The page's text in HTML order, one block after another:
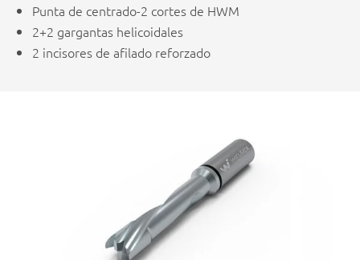
Punta de centrado-2 cortes de HWM
2+2 gargantas helicoidales
2 incisores de afilado reforzado